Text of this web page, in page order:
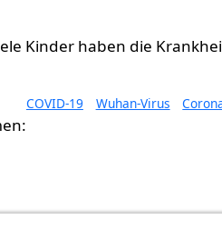
Kinder haben die
COVID-19 Wuhan-Virus